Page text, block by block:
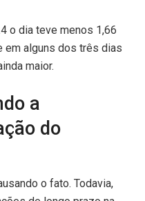
o dia teve menos 1,66
em alguns dos três dias
maior.
a
do
o fato. Todavia,